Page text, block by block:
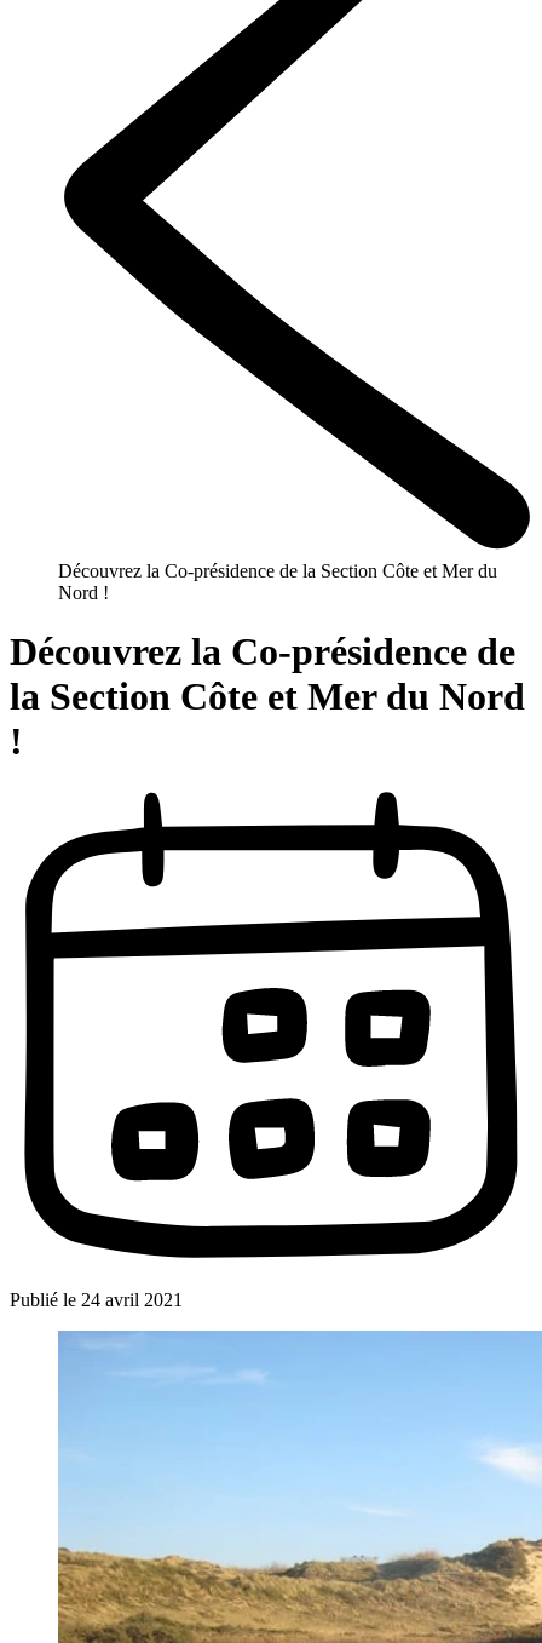
Découvrez la Co-présidence de la Section Côte et Mer du
Nord !
Découvrez la Co-présidence de
la Section Côte et Mer du Nord
!
Publié le 24 avril 2021